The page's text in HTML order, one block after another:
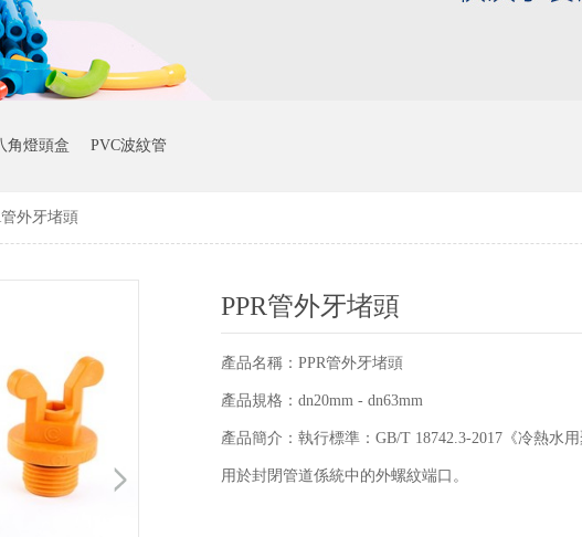
角燈頭盒 PVC波紋管
管外牙堵頭
PPR管外牙堵頭
產品名稱：PPR管外牙堵頭
產品規格：dn20mm - dn63mm
產品簡介：執行標準：GB/T 18742.3-2017《冷熱水
用於封閉管道係統中的外螺紋端口。